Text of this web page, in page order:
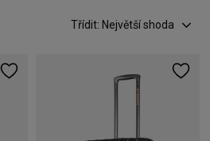
Třídit: Největší shoda